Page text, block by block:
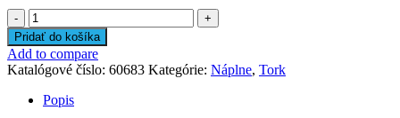
množstvo
Hygienické
vrecko
(HDPE)
biele
8+6
Pridať do košíka
Add to compare
Katalógové číslo: 60683 Kategórie: Náplne, Tork
Popis